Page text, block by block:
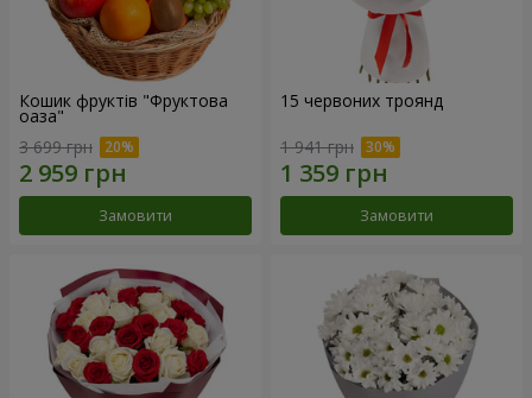
Кошик фруктів "Фруктова
оаза"
3 699 грн
Замовити
15 червоних троянд
1 941 грн
Замовити